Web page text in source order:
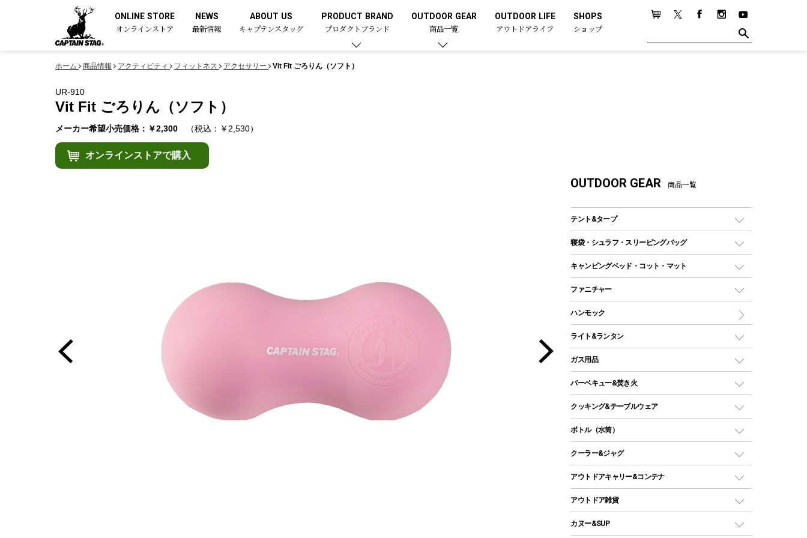
ONLINE STORE
オンラインストア
NEWS
最新情報
ABOUT US
キャプテンスタッグ
PRODUCT BRAND
プロダクトブランド
OUTDOOR GEAR
商品一覧
OUTDOOR LIFE
アウトドアライフ
SHOPS
ショップ
ホーム 商品情報 アクティビティ フィットネス アクセサリー Vit Fit ごろりん（ソフト）
UR-910
Vit Fit ごろりん（ソフト）
メーカー希望小売価格：￥2,300 （税込：￥2,530）
オンラインストアで購入
OUTDOOR GEAR 商品一覧
テント&タープ
テント
ツールームテント
ワンポールテント
シェルターテント
ロッジ型・オリジナルテント
タープ
スクエアタープ（レクタタープ）
メッシュタープ
自立式タープ
パラソル
テントアクセサリー
ペグ
寝袋・シュラフ・スリーピングバッグ
レクタングラー型（封筒型）シュラフ
インナーシュラフ
キャンピングベッド・コット・マット
キャンピングベッド・コット
インフレータブルマット
ファニチャー
アウトドアテーブル
レジャーシート
ハンモック
ライト&ランタン
LEDランタン
ガスランタン
オイルランタン
LEDライト
ヘッドライト
キャンドル
ガス用品
ガスバーナー
ガス缶
ガストーチ、ライター
バーベキュー&焚き火
バーベキューコンロ、グリル
焚き火台タイプ（ロースタイル）グリル
卓上タイプグリル
パーティータイプグリル
鉄板、アミ
クッキング&テーブルウェア
ダッチオーブン
ホットサンドメーカー
クッカーセット
シェラカップ
ボトル（水筒）
ステンレスボトル
コップ付きタイプ
ワンタッチタイプ
プラスチックボトル
クーラー&ジャグ
クーラーボックス
クーラーバッグ
ウォータージャグ
アウトドアキャリー&コンテナ
アウトドアキャリー
アウトドア雑貨
バックパック&バッグ
カヌー&SUP